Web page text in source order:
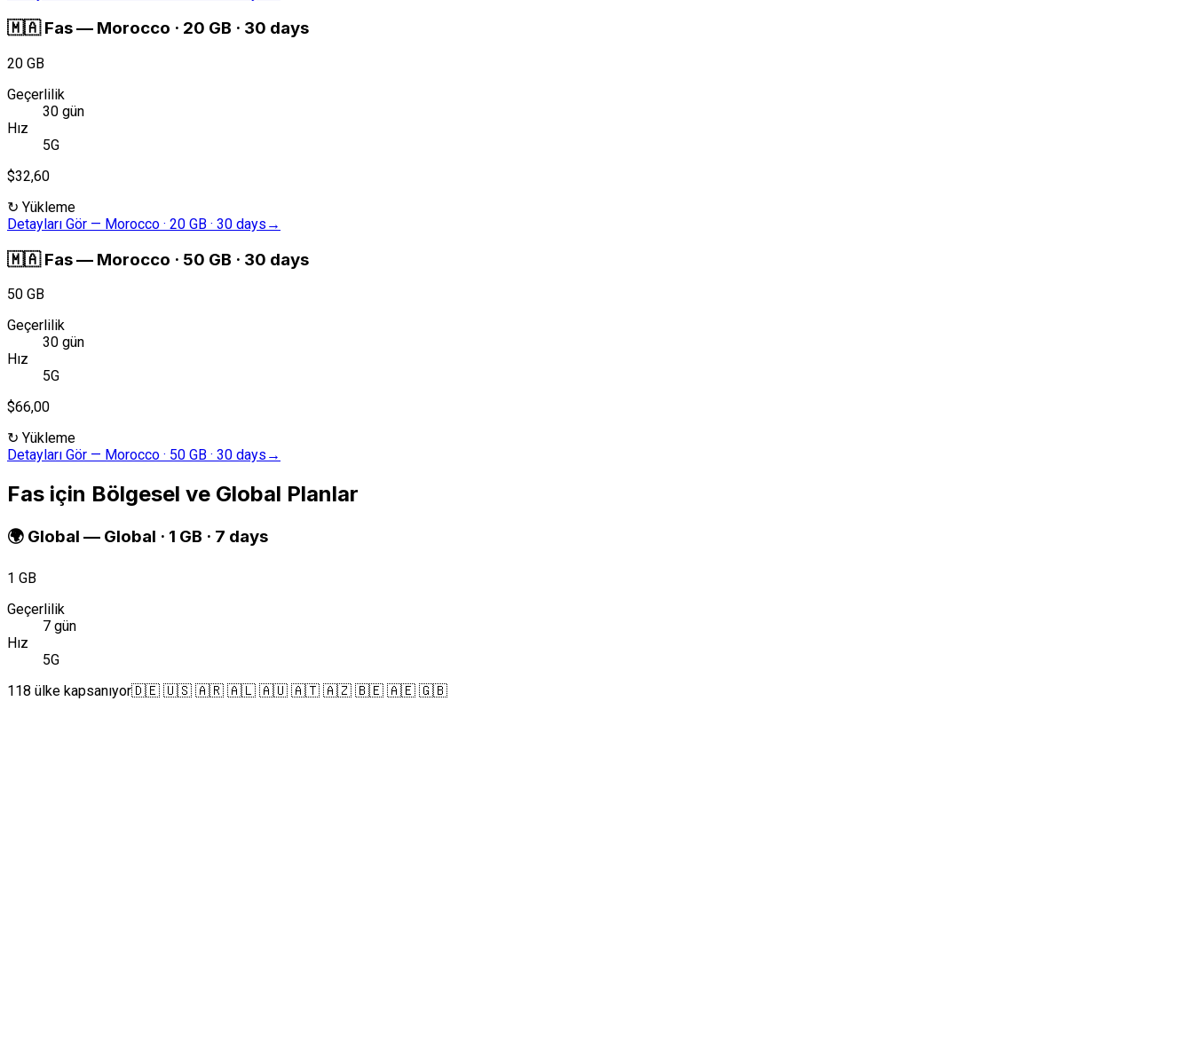
🇲🇦 Fas— Morocco · 20 GB · 30 days
20 GB
Geçerlilik
30 gün
Hız
5G
$32,60
↻ Yükleme
Detayları Gör — Morocco · 20 GB · 30 days →
🇲🇦 Fas— Morocco · 50 GB · 30 days
50 GB
Geçerlilik
30 gün
Hız
5G
$66,00
↻ Yükleme
Detayları Gör — Morocco · 50 GB · 30 days →
Fas için Bölgesel ve Global Planlar
🌍 Global — Global · 1 GB · 7 days
1 GB
Geçerlilik
7 gün
Hız
5G
118 ülke kapsanıyor🇩🇪 🇺🇸 🇦🇷 🇦🇱 🇦🇺 🇦🇹 🇦🇿 🇧🇪 🇦🇪 🇬🇧